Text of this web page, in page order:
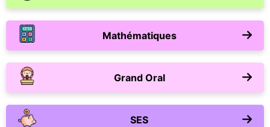
Mathématiques
Grand Oral
SES